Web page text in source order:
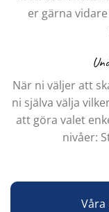
er gärna
När ni väljer att
ni själva välja
att göra valet
nivåer: